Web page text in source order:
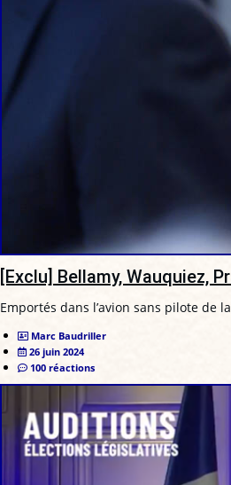
[Exclu] Bellamy, Wauquiez,
Emportés dans l’avion sans pilote de
Marc Baudriller
26 juin 2024
100 réactions